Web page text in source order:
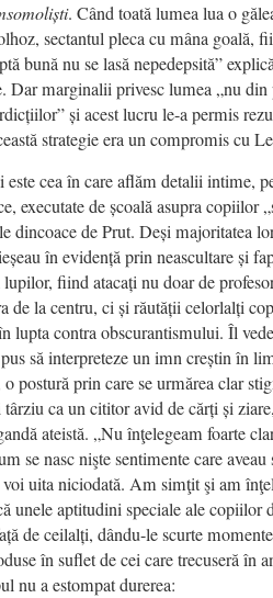
. Când toată lumea lua o
sectantul pleca cu mâna goală,
bună nu se lasă nepedepsită”
Dar marginalii privesc lumea „nu din
și acest lucru le-a permis
strategie era un compromis cu
cea în care aflăm detalii intime,
executate de școală asupra copiilor
dincoace de Prut. Deși majoritatea
în evidență prin neascultare și
fiind atacați nu doar de
de la centru, ci și răutății celorlalți
lupta contra obscurantismului. Îl
să interpreteze un imn creștin în
postură prin care se urmărea clar
ca un cititor avid de cărți și
ateistă. „Nu înţelegeam foarte
se nasc nişte sentimente care aveau
uita niciodată. Am simţit şi am
unele aptitudini speciale ale copiilor
de ceilalți, dându-le scurte
în suflet de cei care trecuseră în
nu a estompat durerea: